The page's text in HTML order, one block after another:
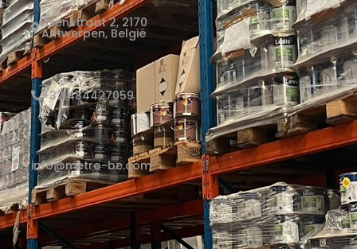
Elsenstraat 2, 2170
Antwerpen, België
+32 484427059
info@metro-be.com